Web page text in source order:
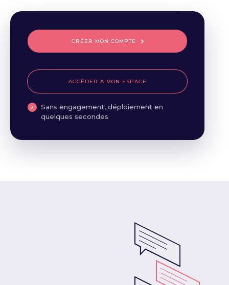
CRÉER MON COMPTE
ACCÉDER À MON ESPACE
Sans engagement, déploiement en
quelques secondes